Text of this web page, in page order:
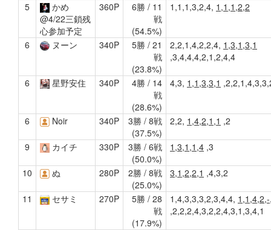
5
かめ
@4/22三鎖残
心参加予定
360P
6勝 / 11
戦
(54.5%)
1,1,1,3,2,4, 1,1,1,2,2
6 ヌーン 340P
5勝 / 21
戦
(23.8%)
2,2,1,4,2,2,4, 1,3,1,3,1
,3,4,4,4,2,1,2,4,4
6 星野安住 340P
4勝 / 14
戦
(28.6%)
4,3, 1,1,3,3,1
6 Noir 340P
3勝 / 8戦
(37.5%)
2,2, 1,4,2,1,1 ,2
9 カイチ 330P
3勝 / 6戦
(50.0%)
1,3,1,1,4 ,3
10 ぬ 280P
2勝 / 8戦
(25.0%)
3,1,2,2,1 ,4,3,2
11 セサミ 270P
5勝 / 28
戦
(17.9%)
1,4,3,3,3,2,3,4,4,
,2,2,2,4,3,2,2,4,3,1,3,4,1